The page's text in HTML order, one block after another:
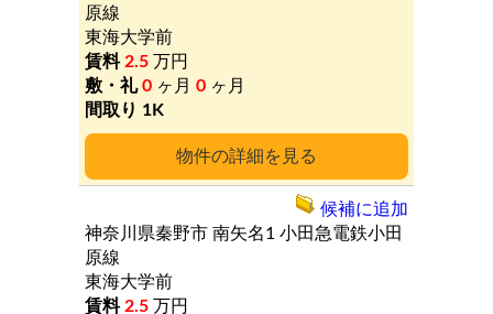
詳細
原線
東海大学前
2.5 万円
0 ヶ月 0 ヶ月
1K
神奈川県秦野市 南矢名1 小田急電鉄小田
原線
東海大学前
2.5 万円
候補に追加